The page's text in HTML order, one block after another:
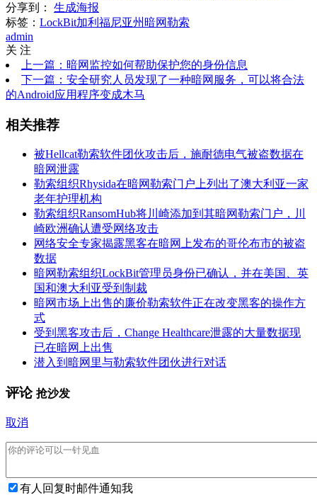
分享到：
生成海报
标签： LockBit加利福尼亚州 暗网勒索
admin
关 注
上一篇：暗网监控如何帮助保护您的身份信息
下一篇：安全研究人员发现了一种暗网服务，可以将合法
的Android应用程序变成木马
相关推荐
被Hellcat勒索软件团伙攻击后，施耐德电气被盗数据在
暗网泄露
勒索组织Rhysida在暗网勒索门户上列出了澳大利亚一家
老年护理机构
勒索组织RansomHub将川崎添加到其暗网勒索门户，川
崎欧洲确认遭受网络攻击
网络安全专家揭露黑客在暗网上发布的哥伦布市的被盗
数据
暗网勒索组织LockBit管理员身份已确认，并在美国、英
国和澳大利亚受到制裁
暗网市场上出售的廉价勒索软件正在改变黑客的操作方
式
受到黑客攻击后，Change Healthcare泄露的大量数据现
已在暗网上出售
潜入到暗网里与勒索软件团伙进行对话
评论 抢沙发
取消
有人回复时邮件通知我